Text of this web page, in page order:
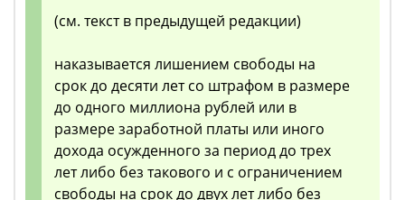
(см. текст в предыдущей редакции)
наказывается лишением свободы на
срок до десяти лет со штрафом в размере
до одного миллиона рублей или в
размере заработной платы или иного
дохода осужденного за период до трех
лет либо без такового и с ограничением
свободы на срок до двух лет либо без